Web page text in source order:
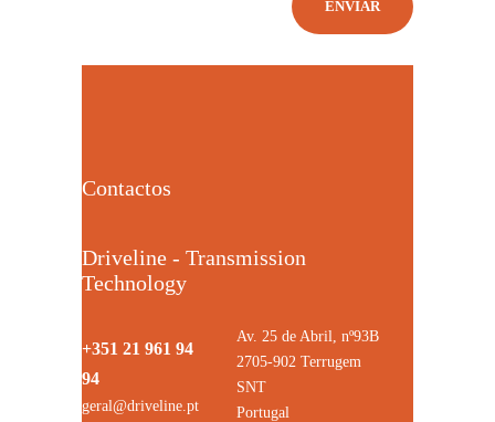
Contactos
Driveline - Transmission
Technology
+351 21 961 94
94
geral@driveline.pt
Av. 25 de Abril, nº93B
2705-902 Terrugem
SNT
Portugal